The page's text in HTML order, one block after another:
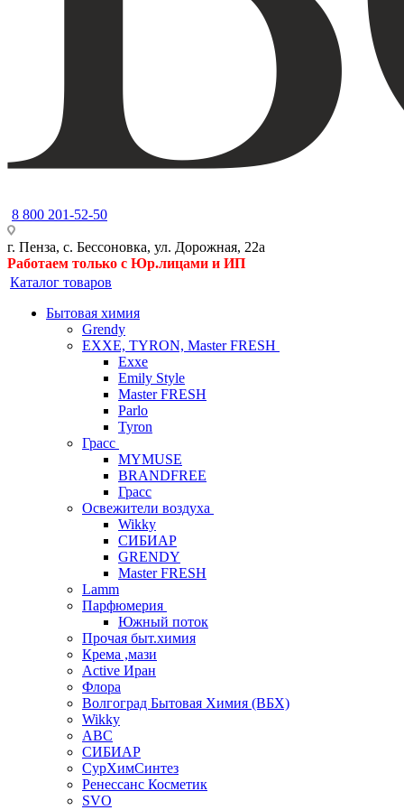
8 800 201-52-50
г. Пенза, с. Бессоновка, ул. Дорожная, 22а
Работаем только с Юр.лицами и ИП
Каталог товаров
Бытовая химия
Grendy
EXXE, TYRON, Master FRESH
Exxe
Emily Style
Master FRESH
Parlo
Tyron
Грасс
MYMUSE
BRANDFREE
Грасс
Освежители воздуха
Wikky
СИБИАР
GRENDY
Master FRESH
Lamm
Парфюмерия
Южный поток
Прочая быт.химия
Крема ,мази
Аctive Иран
Флора
Волгоград Бытовая Химия (ВБХ)
Wikky
АВС
СИБИАР
СурХимСинтез
Ренессанс Косметик
SVO